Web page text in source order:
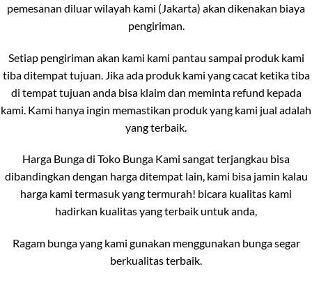
pemesanan diluar wilayah kami (Jakarta) akan dikenakan biaya
pengiriman.
Setiap pengiriman akan kami kami pantau sampai produk kami
tiba ditempat tujuan. Jika ada produk kami yang cacat ketika tiba
di tempat tujuan anda bisa klaim dan meminta refund kepada
kami. Kami hanya ingin memastikan produk yang kami jual adalah
yang terbaik.
Harga Bunga di Toko Bunga Kami sangat terjangkau bisa
dibandingkan dengan harga ditempat lain, kami bisa jamin kalau
harga kami termasuk yang termurah! bicara kualitas kami
hadirkan kualitas yang terbaik untuk anda,
Ragam bunga yang kami gunakan menggunakan bunga segar
berkualitas terbaik.